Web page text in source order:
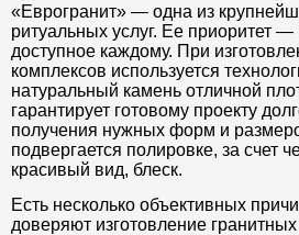
«Еврогранит» — одна из
ритуальных услуг. Ее приоритет —
доступное каждому. При
комплексов используется
натуральный камень отличной
гарантирует готовому проекту
получения нужных форм и
подвергается полировке, за счет
красивый вид, блеск.
Есть несколько объективных
доверяют изготовление